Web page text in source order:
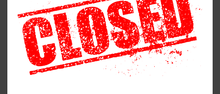
tabela de incapacidades,a junta médica emite
umatestado médico de incapacidade
multiuso, que comprova os resultados obtidos
através de um valor de percentagem. A
percentagem de incapacidade vai encaixar em um
dos 3 níveis possíveis: